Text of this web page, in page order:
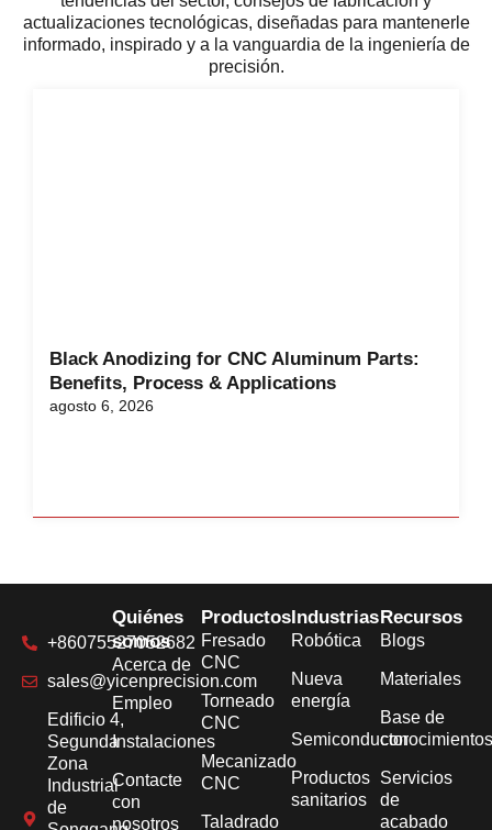
actualizaciones tecnológicas, diseñadas para mantenerle
informado, inspirado y a la vanguardia de la ingeniería de
precisión.
Black Anodizing for CNC Aluminum Parts:
Benefits, Process & Applications
agosto 6, 2026
+86075527052682
sales@yicenprecision.com
Edificio 4,
Segunda
Zona
Industrial
de
Quiénes
somos
Acerca de
Empleo
Instalaciones
Contacte
con
nosotros
Productos
Fresado
CNC
Torneado
CNC
Mecanizado
CNC
Taladrado
Industrias
Robótica
Nueva
energía
Semiconductor
Productos
sanitarios
Recursos
Blogs
Materiales
Base de
Servicios
de
acabado